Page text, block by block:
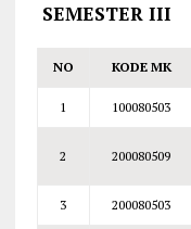
SEMESTER III
NO KODE MK
1 100080503
2 200080509
3 200080503